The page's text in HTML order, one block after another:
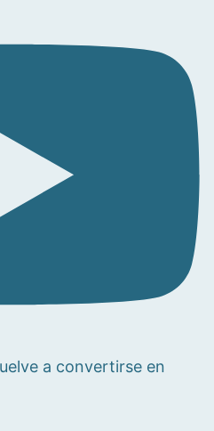
a convertirse en